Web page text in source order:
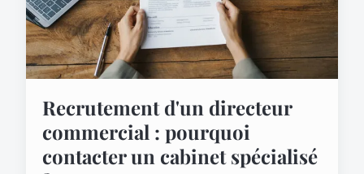
Recrutement d'un directeur
commercial : pourquoi
contacter un cabinet spécialisé